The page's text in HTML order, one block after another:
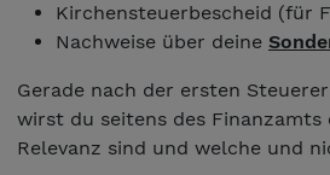
Kirchensteuerbescheid (für
Nachweise über deine
Gerade nach der ersten
wirst du seitens des
Relevanz sind und welche und